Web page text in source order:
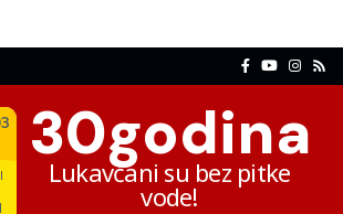
30godina
Lukavčani su bez pitke
vode!